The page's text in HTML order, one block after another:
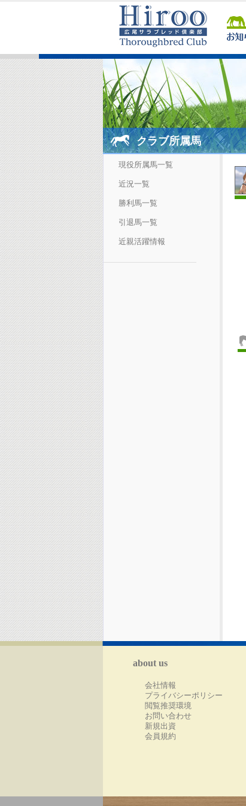
クラブ所属馬
現役所属馬一覧
近況一覧
勝利馬一覧
引退馬一覧
近親活躍情報
about us
会社情報
プライバシーポリシー
閲覧推奨環境
お問い合わせ
新規出資
会員規約